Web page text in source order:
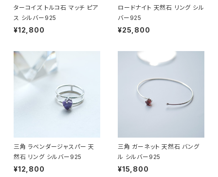
ターコイズ トルコ石 マッチ ピア
ス シルバー925
¥12,800
ロードナイト 天然石 リング シル
バー925
¥25,800
三角 ラベンダージャスパー 天
然石 リング シルバー925
¥12,800
三角 ガーネット 天然石 バング
ル シルバー925
¥15,800